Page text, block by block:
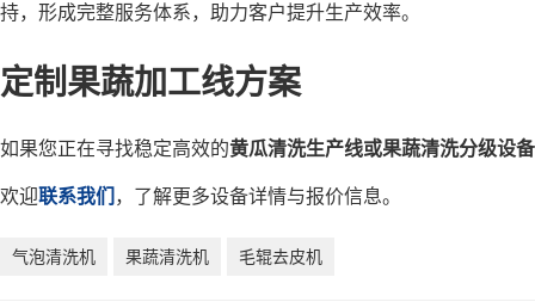
持，形成完整服务体系，助力客户提升生产效率。
定制果蔬加工线方案
如果您正在寻找稳定高效的黄瓜清洗生产线或果蔬清洗分级设备
欢迎联系我们 ，了解更多设备详情与报价信息。
气泡清洗机 果蔬清洗机 毛辊去皮机